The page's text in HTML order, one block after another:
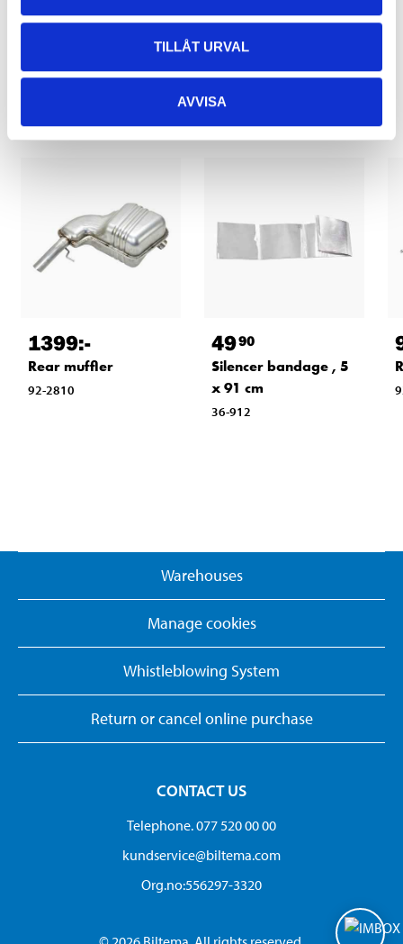
TILLÅT URVAL
AVVISA
Related products
1399:-
Rear muffler
92-2810
4990
Silencer bandage , 5
x 91 cm
36-912
Warehouses
Manage cookies
Whistleblowing System
Return or cancel online purchase
CONTACT US
Telephone. 077 520 00 00
kundservice@biltema.com
Org.no:556297-3320